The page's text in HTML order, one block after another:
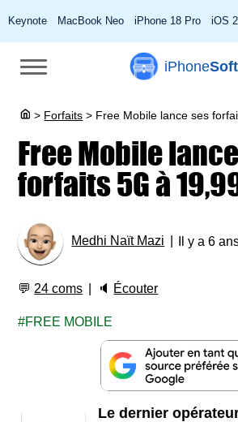
Keynote MacBook Neo iPhone 18 Pro iOS
iPhoneSoft
> Forfaits > Free Mobile lance ses
Free Mobile
forfaits 5G à
Medhi Naït Mazi Il y a 6
💬 24 coms 🔈 Écouter
FREE MOBILE
Le dernier